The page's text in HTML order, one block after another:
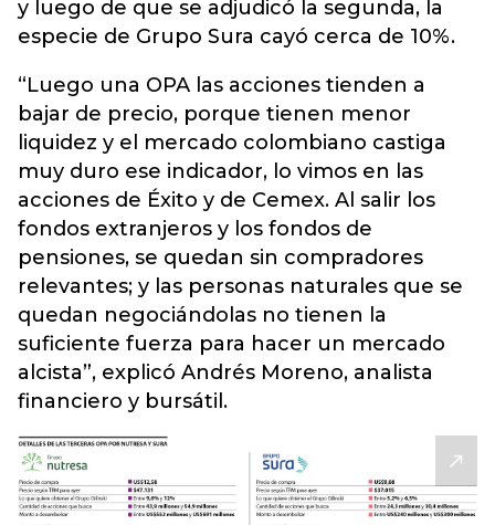
y luego de que se adjudicó la segunda, la
especie de Grupo Sura cayó cerca de 10%.
“Luego una OPA las acciones tienden a
bajar de precio, porque tienen menor
liquidez y el mercado colombiano castiga
muy duro ese indicador, lo vimos en las
acciones de Éxito y de Cemex. Al salir los
fondos extranjeros y los fondos de
pensiones, se quedan sin compradores
relevantes; y las personas naturales que se
quedan negociándolas no tienen la
suficiente fuerza para hacer un mercado
alcista”, explicó Andrés Moreno, analista
financiero y bursátil.